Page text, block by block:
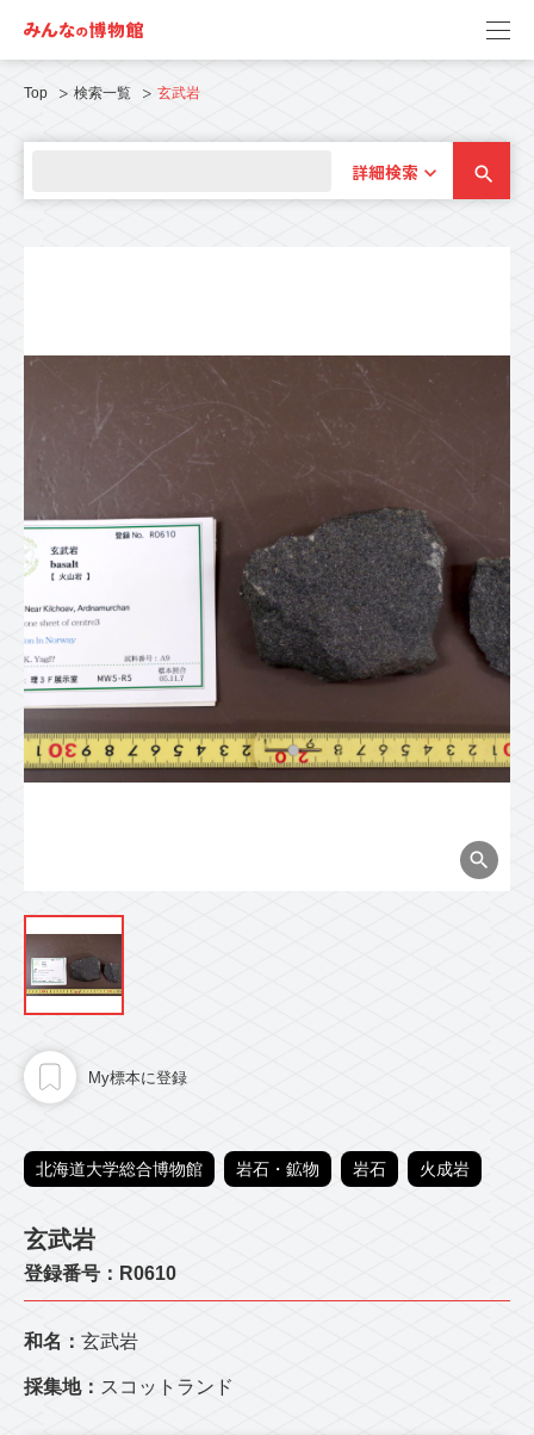
Top 検索一覧 玄武岩
詳細検索
My標本に登録
北海道大学総合博物館 岩石・鉱物 岩石 火成岩
玄武岩
登録番号：R0610
和名： 玄武岩
採集地： スコットランド